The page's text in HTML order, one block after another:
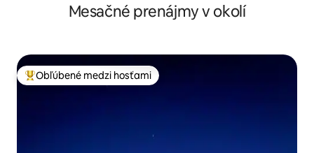
Mesačné prenájmy v okolí
Najobľúbenejšie medzi hosťami
Obľúbené medzi hosťami